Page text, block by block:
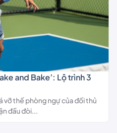
and Bake’: Lộ trình 3
vỡ thế phòng ngự của đối thủ
đấu đòi...